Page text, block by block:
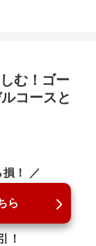
む！ゴー
コースと
！ ／
ら
！